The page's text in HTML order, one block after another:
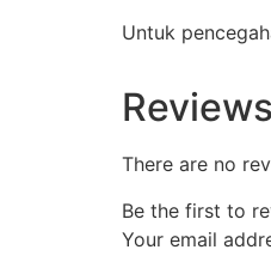
Untuk
Reviews
There are no
Be the first to
Your email